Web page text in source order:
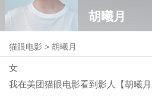
胡曦月
猫眼电影 >胡曦月
女
我在美团猫眼电影看到影人【胡曦